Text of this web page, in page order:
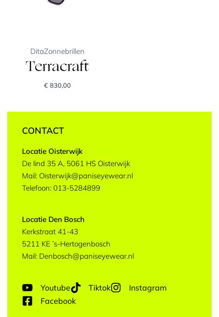
DitaZonnebrillen
Terracraft
€830,00
CONTACT
Locatie Oisterwijk
De lind 35 A, 5061 HS Oisterwijk
Mail: Oisterwijk@paniseyewear.nl
Telefoon: 013-5284899
Locatie Den Bosch
Kerkstraat 41-43
5211 KE ’s-Hertogenbosch
Mail: Denbosch@paniseyewear.nl
Youtube Tiktok
Instagram
Facebook